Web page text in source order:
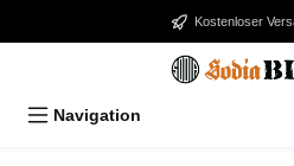
Zum Hauptinhalt springenKostenloser
Navigation